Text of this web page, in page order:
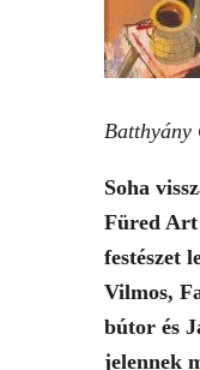
Batthyány
Soha
Füred Art
festészet
Vilmos,
bútor és
jelennek